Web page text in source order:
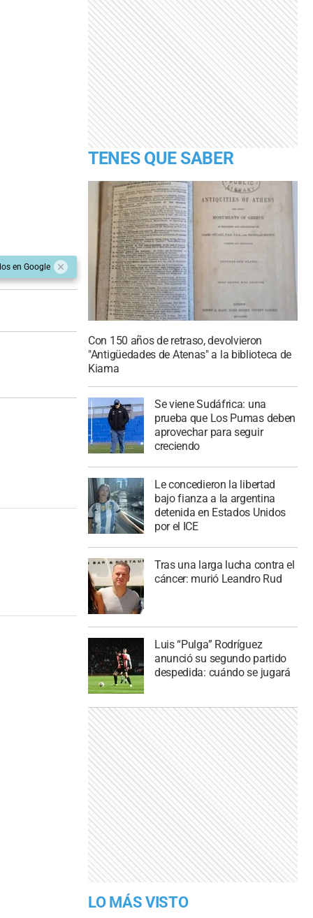
en Google
TENES QUE SABER
Con 150 años de retraso, devolvieron
"Antigüedades de Atenas" a la biblioteca de
Kiama
Se viene Sudáfrica: una
prueba que Los Pumas deben
aprovechar para seguir
creciendo
Le concedieron la libertad
bajo fianza a la argentina
detenida en Estados Unidos
por el ICE
Tras una larga lucha contra el
cáncer: murió Leandro Rud
Luis “Pulga” Rodríguez
anunció su segundo partido
despedida: cuándo se jugará
LO MÁS VISTO